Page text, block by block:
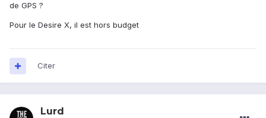
de GPS ?
Pour le Desire X, il est hors budget
Citer
Lurd